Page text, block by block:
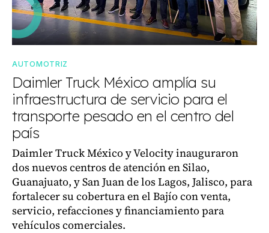
AUTOMOTRIZ
Daimler Truck México amplía su
infraestructura de servicio para el
transporte pesado en el centro del
país
Daimler Truck México y Velocity inauguraron
dos nuevos centros de atención en Silao,
Guanajuato, y San Juan de los Lagos, Jalisco, para
fortalecer su cobertura en el Bajío con venta,
servicio, refacciones y financiamiento para
vehículos comerciales.